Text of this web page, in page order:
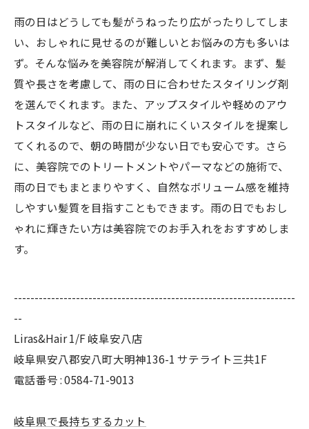
雨の日はどうしても髪がうねったり広がったりしてしま
い、おしゃれに見せるのが難しいとお悩みの方も多いは
ず。そんな悩みを美容院が解消してくれます。まず、髪
質や長さを考慮して、雨の日に合わせたスタイリング剤
を選んでくれます。また、アップスタイルや軽めのアウ
トスタイルなど、雨の日に崩れにくいスタイルを提案し
てくれるので、朝の時間が少ない日でも安心です。さら
に、美容院でのトリートメントやパーマなどの施術で、
雨の日でもまとまりやすく、自然なボリューム感を維持
しやすい髪質を目指すこともできます。雨の日でもおし
ゃれに輝きたい方は美容院でのお手入れをおすすめしま
す。
--------------------------------------------------------------------
--
Liras&Hair 1/F 岐阜安八店
岐阜県安八郡安八町大明神136-1 サテライト三共1F
電話番号 : 0584-71-9013
岐阜県で長持ちするカット